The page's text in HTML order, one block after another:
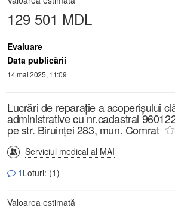
129 501 MDL
Evaluare
Data publicării
14 mai 2025, 11:09
Lucrări de reparație a acoperișului
administrative cu nr.cadastral
pe str. Biruinței 283, mun. Comrat
Serviciul medical al MAI
1 Loturi: (1)
Valoarea estimată